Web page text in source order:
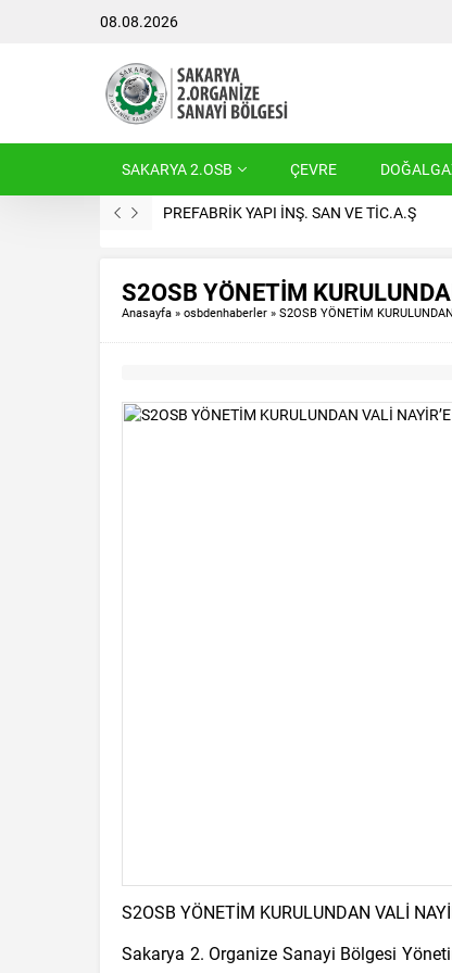
08.08.2026
SAKARYA 2.OSB ÇEVRE
AK-PRES METAL YEDEK PARÇA MAKİNA
S2OSB YÖNETİM
Anasayfa » osbdenhaberler » S2OSB YÖNETİM
S2OSB YÖNETİM KURULUNDAN VALİ
Sakarya 2. Organize Sanayi Bölgesi